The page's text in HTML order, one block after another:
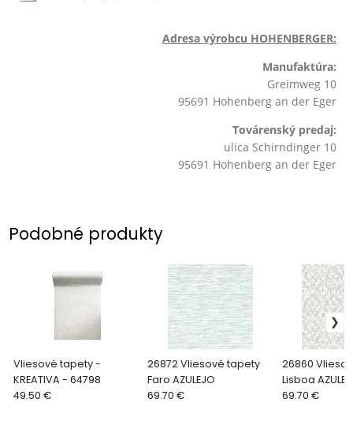
Adresa výrobcu HOHENBERGER:
Manufaktúra:
Greimweg 10
95691 Hohenberg an der Eger
Továrenský predaj:
ulica Schirndinger 10
95691 Hohenberg an der Eger
Podobné produkty
Vliesové tapety -
KREATIVA - 64798
49.50 €
26872 Vliesové tapety
Faro AZULEJO
69.70 €
26860
Lisboa
69.70 €